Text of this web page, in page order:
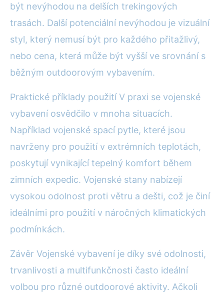
být nevýhodou na delších trekingových
trasách. Další potenciální nevýhodou je vizuální
styl, který nemusí být pro každého přitažlivý,
nebo cena, která může být vyšší ve srovnání s
běžným outdoorovým vybavením.
Praktické příklady použití V praxi se vojenské
vybavení osvědčilo v mnoha situacích.
Například vojenské spací pytle, které jsou
navrženy pro použití v extrémních teplotách,
poskytují vynikající tepelný komfort během
zimních expedic. Vojenské stany nabízejí
vysokou odolnost proti větru a dešti, což je činí
ideálními pro použití v náročných klimatických
podmínkách.
Závěr Vojenské vybavení je díky své odolnosti,
trvanlivosti a multifunkčnosti často ideální
volbou pro různé outdoorové aktivity. Ačkoli